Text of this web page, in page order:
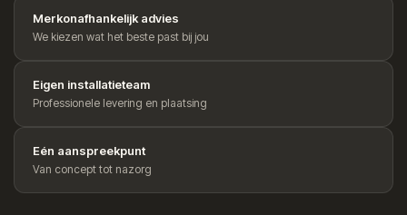
Merkonafhankelijk advies
We kiezen wat het beste past bij jou
Eigen installatieteam
Professionele levering en plaatsing
Eén aanspreekpunt
Van concept tot nazorg